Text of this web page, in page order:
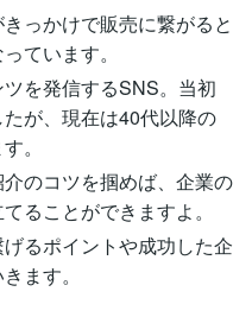
っかけで販売に繋がると
ています。
を発信するSNS。当初
が、現在は40代以降の
。
のコツを掴めば、企業の
ることができますよ。
るポイントや成功した企
ます。